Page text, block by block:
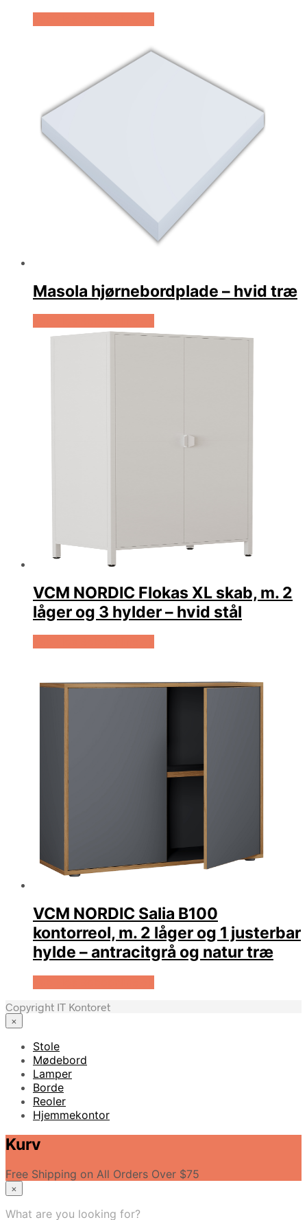
Masola hjørnebordplade – hvid træ
VCM NORDIC Flokas XL skab, m. 2
låger og 3 hylder – hvid stål
VCM NORDIC Salia B100
kontorreol, m. 2 låger og 1 justerbar
hylde – antracitgrå og natur træ
Copyright IT Kontoret
×
Stole
Mødebord
Lamper
Borde
Reoler
Hjemmekontor
Kurv
Free Shipping on All Orders Over $75
×
What are you looking for?